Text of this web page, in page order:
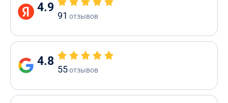
4.9
91 отзывов
4.8
55отзывов